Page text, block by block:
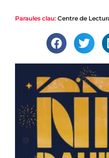
Paraules clau: Centre de